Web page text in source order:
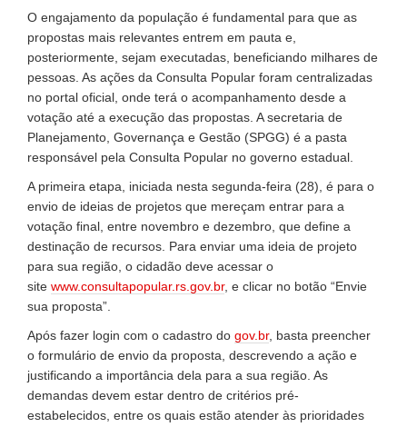
O engajamento da população é fundamental para que as
propostas mais relevantes entrem em pauta e,
posteriormente, sejam executadas, beneficiando milhares de
pessoas. As ações da Consulta Popular foram centralizadas
no portal oficial, onde terá o acompanhamento desde a
votação até a execução das propostas. A secretaria de
Planejamento, Governança e Gestão (SPGG) é a pasta
responsável pela Consulta Popular no governo estadual.
A primeira etapa, iniciada nesta segunda-feira (28), é para o
envio de ideias de projetos que mereçam entrar para a
votação final, entre novembro e dezembro, que define a
destinação de recursos. Para enviar uma ideia de projeto
para sua região, o cidadão deve acessar o
site www.consultapopular.rs.gov.br, e clicar no botão “Envie
sua proposta”.
Após fazer login com o cadastro do gov.br, basta preencher
o formulário de envio da proposta, descrevendo a ação e
justificando a importância dela para a sua região. As
demandas devem estar dentro de critérios pré-
estabelecidos, entre os quais estão atender às prioridades